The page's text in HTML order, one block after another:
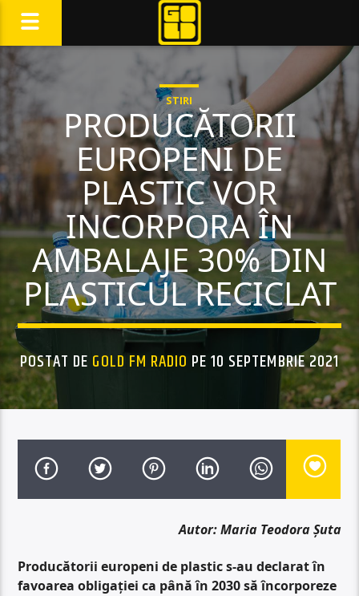
STIRI
PRODUCĂTORII
EUROPENI DE
PLASTIC VOR
INCORPORA ÎN
AMBALAJE 30% DIN
PLASTICUL RECICLAT
POSTAT DE GOLD FM RADIO PE 10 SEPTEMBRIE 2021
Autor: Maria Teodora Șuta
Producătorii europeni de plastic s-au declarat în
favoarea obligației ca până în 2030 să încorporeze